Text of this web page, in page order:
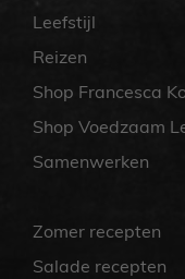
Leefstijl
Reizen
Shop Francesca
Shop Voedzaam
Samenwerken
Zomer recepten
Salade recepten